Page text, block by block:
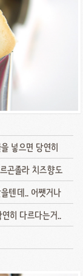
넣으면 당연히
곤졸라 치즈향도
텐데.. 어쨋거나
히 다르다는거..